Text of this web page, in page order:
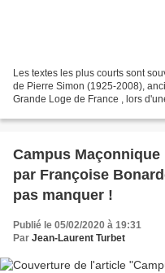
Les textes les plus courts sont
de Pierre Simon (1925-2008),
Grande Loge de France , lors
Campus
par Françoise
pas manquer !
Publié le 05/02/2020 à 19:31
Par Jean-Laurent Turbet